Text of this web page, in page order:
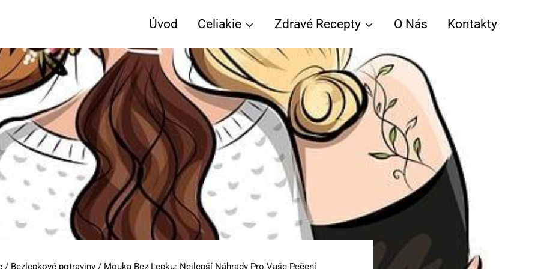
Úvod Celiakie Zdravé Recepty O Nás Kontakty
/ Bezlepkové potraviny / Mouka Bez Lepku: Nejlepší Náhrady Pro Vaše Pečení